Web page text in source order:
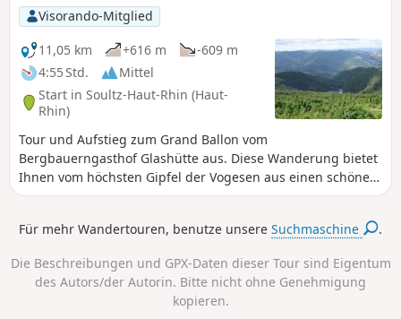
Visorando-Mitglied
11,05 km
+616 m
-609 m
4:55 Std.
Mittel
Start in Soultz-Haut-Rhin (Haut-
Rhin)
Tour und Aufstieg zum Grand Ballon vom
Bergbauerngasthof Glashütte aus. Diese Wanderung bietet
Ihnen vom höchsten Gipfel der Vogesen aus einen schönen
Ausblick auf die elsässische Ebene, den Schwarzwald und je
Für mehr Wandertouren, benutze unsereSuchmaschine .
Die Beschreibungen und GPX-Daten dieser Tour sind Eigentum
des Autors/der Autorin. Bitte nicht ohne Genehmigung
kopieren.